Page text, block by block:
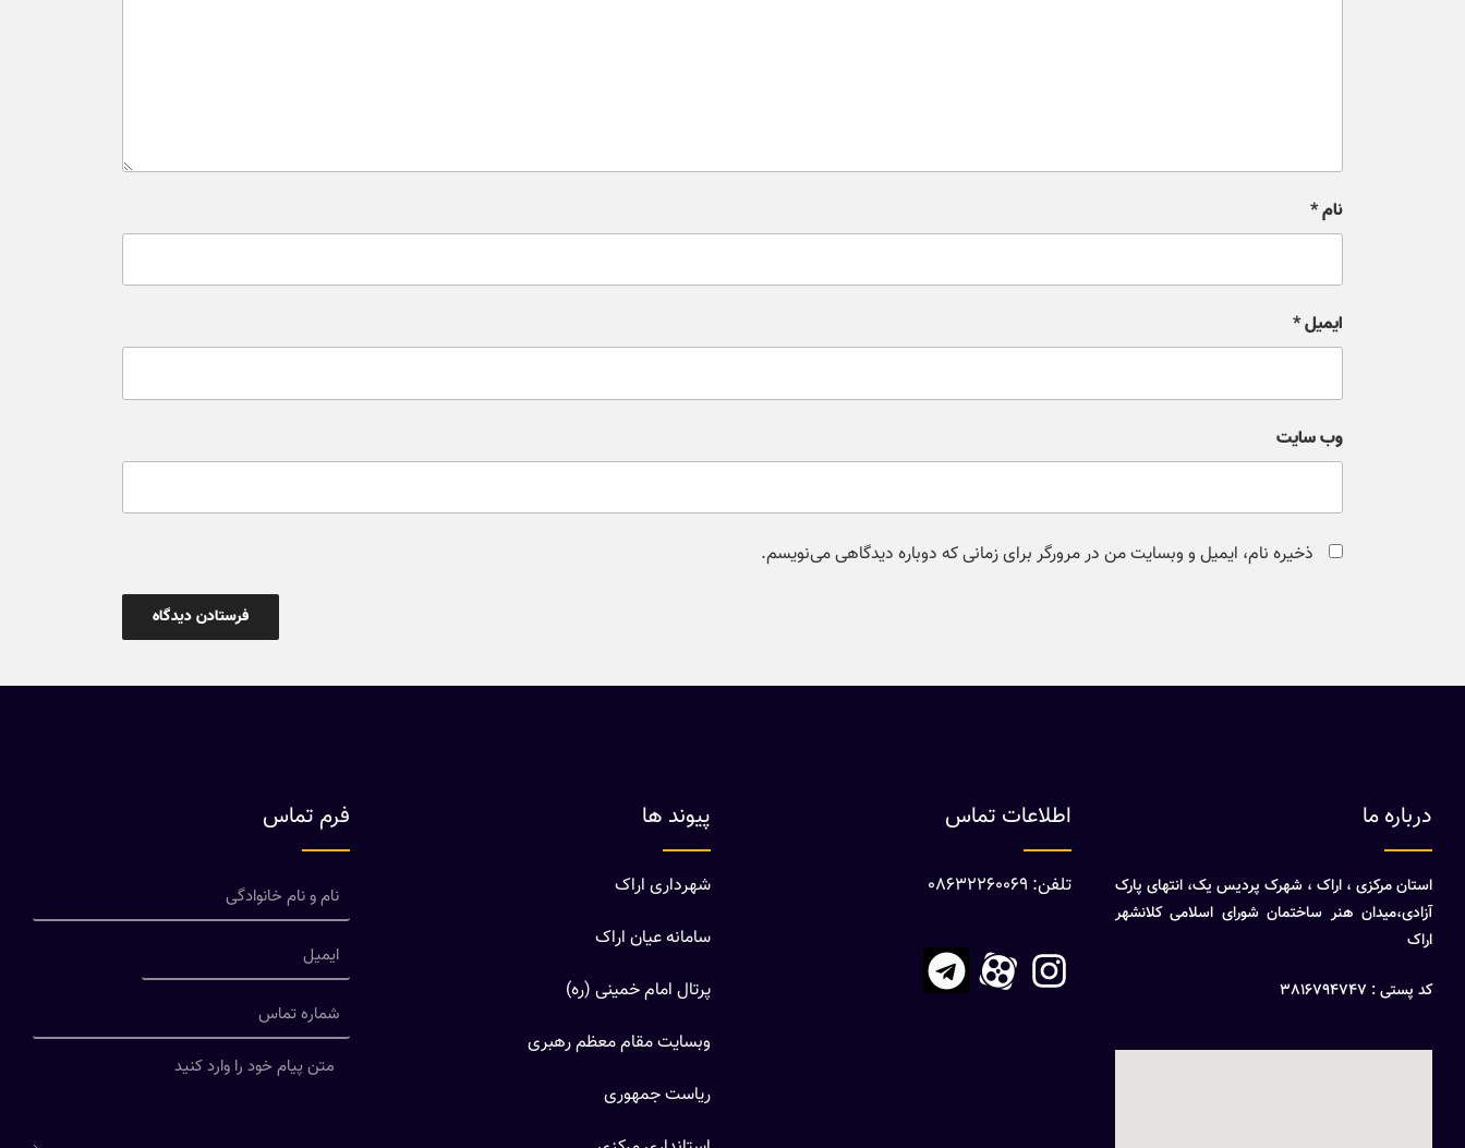
نام*
ایمیل*
وب‌ سایت
ذخیره نام، ایمیل و وبسایت من در مرورگر برای زمانی که دوباره دیدگاهی می‌نویسم.
درباره ما
استان مرکزی ، اراک ، شهرک پردیس یک، انتهای پارک
آزادی،میدان هنر ساختمان شورای اسلامی کلانشهر
اراک
کد پستی : 3816794747
اطلاعات تماس
تلفن: 08632260069
پیوند ها
شهرداری اراک
سامانه عیان اراک
پرتال امام خمینی (ره)
وبسایت مقام معظم رهبری
ریاست جمهوری
فرم تماس